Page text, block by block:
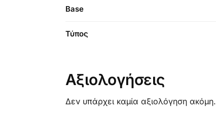
Base
Τύπος
Αξιολογήσεις
Δεν υπάρχει καμία αξιολόγηση ακόμη.